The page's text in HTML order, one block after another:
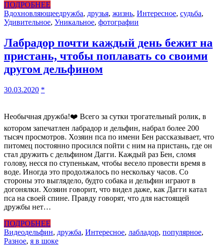
ПОДРОБНЕЕ
Вдохновляющеедружба, друзья, жизнь, Интересное, судьба,
Удивительное, Уникальное, фотографии
Лабрадор почти каждый день бежит на
пристань, чтобы поплавать со своими
другом дельфином
30.03.2020 *
Необычная дружба!❤️ Всего за сутки трогательный ролик, в
котором запечатлен лабрадор и дельфин, набрал более 200
тысяч просмотров. Хозяин пса по имени Бен рассказывает, что
питомец постоянно просился пойти с ним на пристань, где он
стал дружить с дельфином Дагги. Каждый раз Бен, сломя
голову, несся по ступенькам, чтобы весело провести время в
воде. Иногда это продолжалось по нескольку часов. Со
стороны это выглядело, будто собака и дельфин играют в
догонялки. Хозяин говорит, что видел даже, как Дагги катал
пса на своей спине. Правду говорят, что для настоящей
дружбы нет…
ПОДРОБНЕЕ
Видеодельфин, дружба, Интересное, лабладор, популярное,
Разное, я в шоке